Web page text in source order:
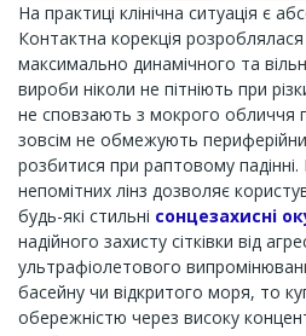
На практиці клінічна ситуація є
Контактна корекція
максимально динамічного та
вироби ніколи не пітніють при
не сповзають з мокрого обличчя
зовсім не обмежують периферійний
розбитися при раптовому падінні.
непомітних лінз дозволяє
будь-які стильні сонцезахисні
надійного захисту сітківки від
ультрафіолетового
басейну чи відкритого моря, то
обережністю через високу